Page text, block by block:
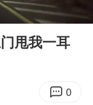
王艺迪2-4不敌张本美和止步4强
上门女婿出轨女邻居多年被判重婚罪
少13.19万
11:24
甩我一耳
0